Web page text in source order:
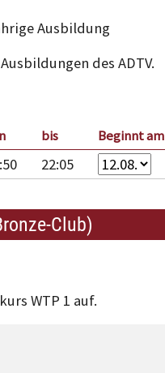
Ausbildung
des ADTV.
bis Beginnt am
22:05
Club)
WTP 1 auf.